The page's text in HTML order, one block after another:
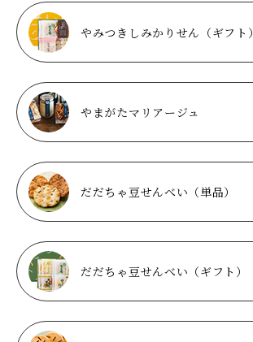
やみつきしみかりせん（ギフト）
やまがたマリアージュ
だだちゃ豆せんべい（単品）
だだちゃ豆せんべい（ギフト）